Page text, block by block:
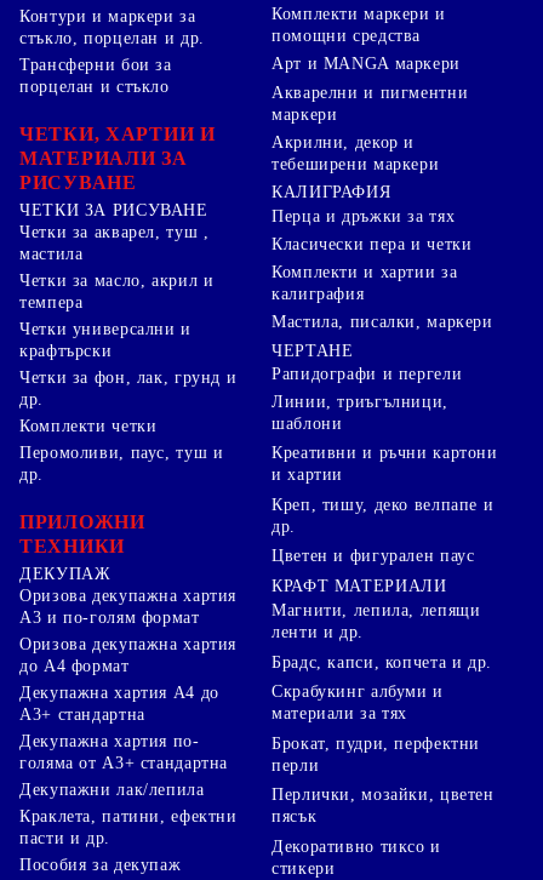
Контури и маркери за
стъкло, порцелан и др.
Трансферни бои за
порцелан и стъкло
ЧЕТКИ, ХАРТИИ И
МАТЕРИАЛИ ЗА
РИСУВАНЕ
ЧЕТКИ ЗА РИСУВАНЕ
Четки за акварел, туш ,
мастила
Четки за масло, акрил и
темпера
Четки универсални и
крафтърски
Четки за фон, лак, грунд и
др.
Комплекти четки
Комплекти маркери и
помощни средства
Арт и MANGA маркери
Акварелни и пигментни
маркери
Акрилни, декор и
тебеширени маркери
КАЛИГРАФИЯ
Перца и дръжки за тях
Класически пера и четки
Комплекти и хартии за
калиграфия
Мастила, писалки, маркери
ЧЕРТАНЕ
Рапидографи и пергели
Линии, триъгълници,
шаблони
Перомоливи, паус, туш и
др.
ПРИЛОЖНИ
ТЕХНИКИ
ДЕКУПАЖ
Оризова декупажна хартия
А3 и по-голям формат
Оризова декупажна хартия
до А4 формат
Декупажна хартия А4 до
А3+ стандартна
Декупажна хартия по-
голяма от А3+ стандартна
Декупажни лак/лепила
Краклета, патини, ефектни
пасти и др.
Пособия за декупаж
Креативни и ръчни картони
и хартии
Креп, тишу, деко велпапе и
др.
Цветен и фигурален паус
КРАФТ МАТЕРИАЛИ
Магнити, лепила, лепящи
ленти и др.
Брадс, капси, копчета и др.
Скрабукинг албуми и
материали за тях
Брокат, пудри, перфектни
перли
Перлички, мозайки, цветен
пясък
Декоративно тиксо и
стикери